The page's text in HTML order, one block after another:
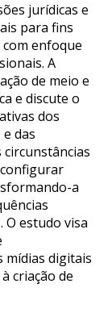
jurídicas e
para fins
enfoque
A
de meio e
e discute o
dos
das
circunstâncias
a
O estudo visa
mídias digitais
criação de